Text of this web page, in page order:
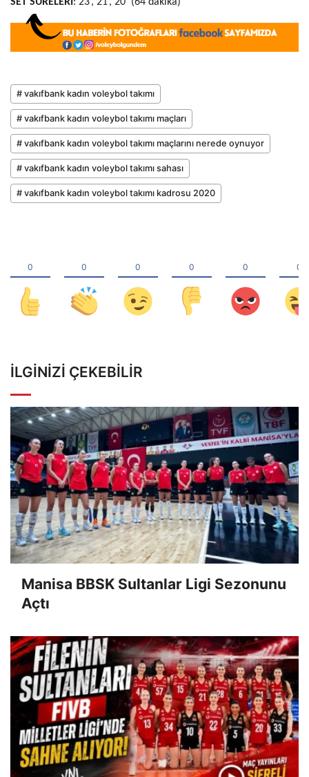
# vakıfbank kadın voleybol takımı
# vakıfbank kadın voleybol takımı maçları
# vakıfbank kadın voleybol takımı maçlarını nerede oynuyor
# vakıfbank kadın voleybol takımı sahası
# vakıfbank kadın voleybol takımı kadrosu 2020
İLGINIZI ÇEKEBILIR
Manisa BBSK Sultanlar Ligi Sezonunu
Açtı